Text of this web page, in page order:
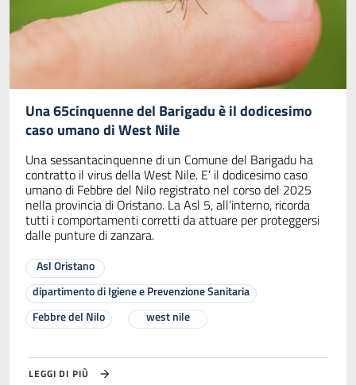
Una 65cinquenne del Barigadu è il dodicesimo
caso umano di West Nile
Una sessantacinquenne di un Comune del Barigadu ha
contratto il virus della West Nile. E’ il dodicesimo caso
umano di Febbre del Nilo registrato nel corso del 2025
nella provincia di Oristano. La Asl 5, all’interno, ricorda
tutti i comportamenti corretti da attuare per proteggersi
dalle punture di zanzara.
Asl Oristano
dipartimento di Igiene e Prevenzione Sanitaria
Febbre del Nilo
west nile
LEGGI DI PIÙ